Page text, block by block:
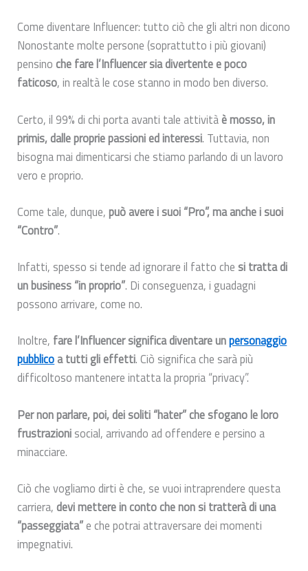
Come diventare Influencer: tutto ciò che gli altri non dicono
Nonostante molte persone (soprattutto i più giovani)
pensino che fare l’Influencer sia divertente e poco
faticoso, in realtà le cose stanno in modo ben diverso.
Certo, il 99% di chi porta avanti tale attivitàè mosso, in
primis, dalle proprie passioni ed interessi. Tuttavia, non
bisogna mai dimenticarsi che stiamo parlando di un lavoro
vero e proprio.
Come tale, dunque, può avere i suoi “Pro”, ma anche i suoi
“Contro”.
Infatti, spesso si tende ad ignorare il fatto che si tratta di
un business “in proprio”. Di conseguenza, i guadagni
possono arrivare, come no.
Inoltre, fare l’Influencer significa diventare unpersonaggio
pubblico a tutti gli effetti. Ciò significa che sarà più
difficoltoso mantenere intatta la propria “privacy”.
Per non parlare, poi, dei soliti “hater” che sfogano le loro
frustrazioni social, arrivando ad offendere e persino a
minacciare.
Ciò che vogliamo dirti è che, se vuoi intraprendere questa
carriera,devi mettere in conto che non si tratterà di una
“passeggiata”e che potrai attraversare dei momenti
impegnativi.